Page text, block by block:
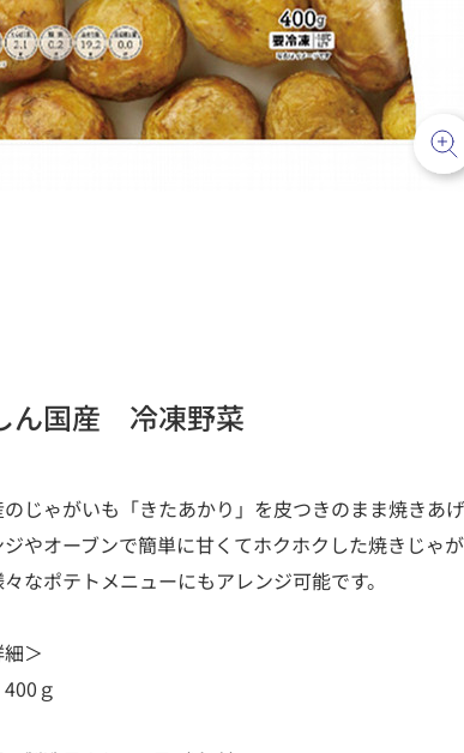
ん国産 冷凍野菜
じゃがいも「きたあかり」を皮つきのまま焼きあ
やオーブンで簡単に甘くてホクホクした焼きじゃ
なポテトメニューにもアレンジ可能です。
＞
ｇ